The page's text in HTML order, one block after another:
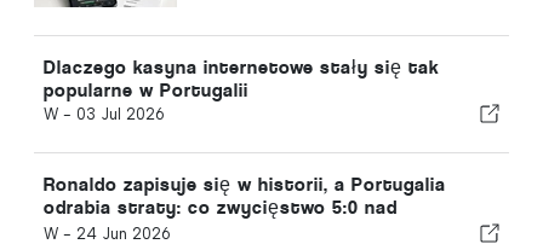
Dlaczego kasyna internetowe stały się tak
popularne w Portugalii
W - 03 Jul 2026
Ronaldo zapisuje się w historii, a Portugalia
odrabia straty: co zwycięstwo 5:0 nad
Uzbekistanem oznacza dla pozostałych drużyn
W - 24 Jun 2026